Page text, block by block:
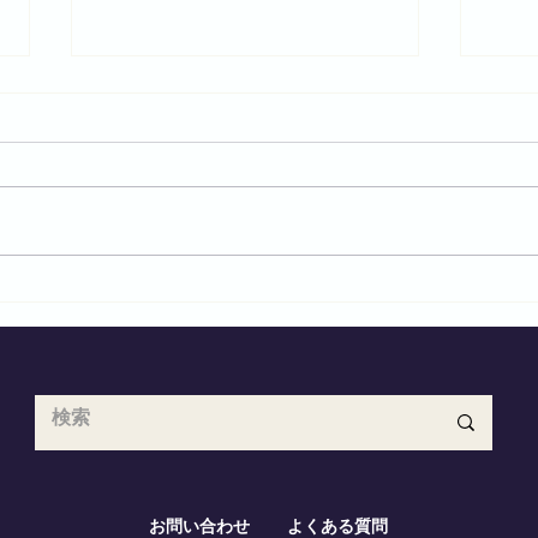
念日レセプション2026
お問い合わせ よくある質問